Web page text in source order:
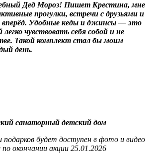
Дед Мороз! Пишет Крестина, мне
прогулки, встречи с друзьями и
вперёд. Удобные кеды и джинсы — это
чувствовать себя собой и не
Такой комплект стал бы моим
день.
санаторный детский дом
будет доступен в фото и видео
окончании акции 25.01.2026